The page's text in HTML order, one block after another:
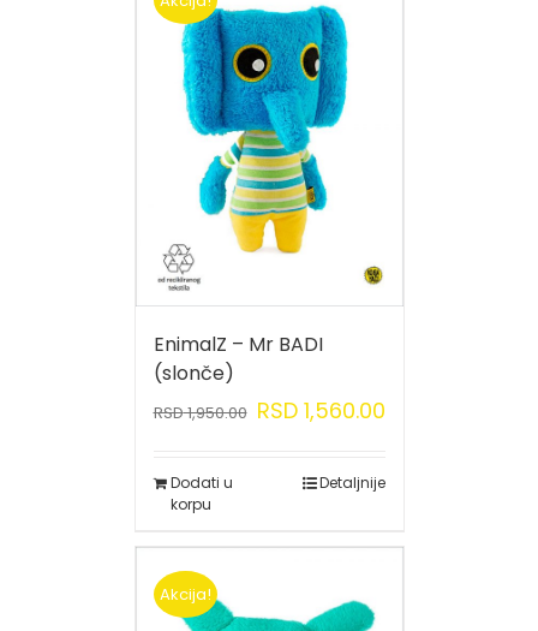
EnimalZ – Mr BADI
(slonče)
RSD1,950.00 RSD1,560.00
Dodati u
korpu
Detaljnije
Akcija!